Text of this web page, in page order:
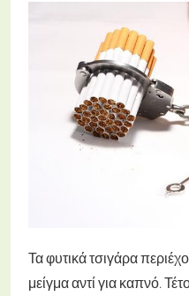
Τα φυτικά τσιγάρα
μείγμα αντί για καπνό.